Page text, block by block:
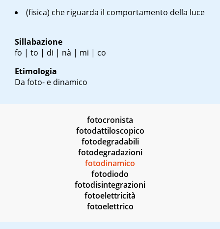
(fisica) che riguarda il comportamento della luce
Sillabazione
fo | to | di | nà | mi | co
Etimologia
Da foto- e dinamico
fotocronista
fotodattiloscopico
fotodegradabili
fotodegradazioni
fotodinamico
fotodiodo
fotodisintegrazioni
fotoelettricità
fotoelettrico